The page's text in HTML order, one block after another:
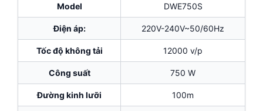
Model DWE750S
Điện áp: 220V-240V~50/60Hz
Tốc độ không tải 12000 v/p
Công suất 750 W
Đường kinh lưỡi 100m